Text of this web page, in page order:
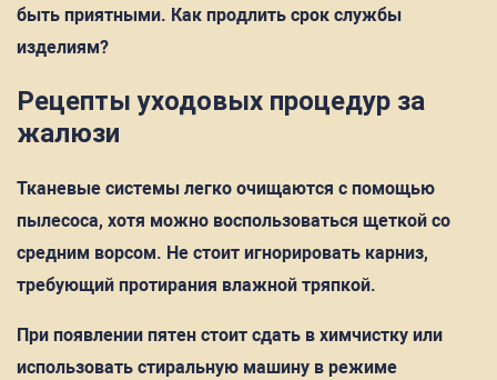
быть приятными. Как продлить срок службы
изделиям?
Рецепты уходовых процедур за
жалюзи
Тканевые системы легко очищаются с помощью
пылесоса, хотя можно воспользоваться щеткой со
средним ворсом. Не стоит игнорировать карниз,
требующий протирания влажной тряпкой.
При появлении пятен стоит сдать в химчистку или
использовать стиральную машину в режиме